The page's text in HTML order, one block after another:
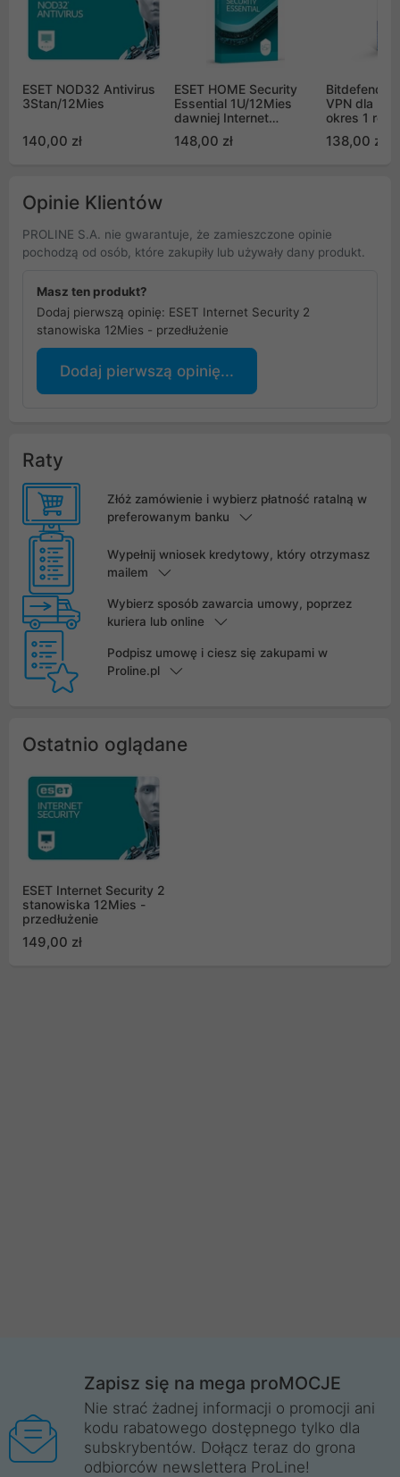
ESET NOD32 Antivirus
3Stan/12Mies
140,00 zł
ESET HOME Security
Essential 1U/12Mies
dawniej Internet
Security
148,00 zł
Bitdefender
VPN dla 5
okres 1 roku
138,00 zł
Opinie Klientów
PROLINE S.A. nie gwarantuje, że zamieszczone opinie
pochodzą od osób, które zakupiły lub używały dany produkt.
Masz ten produkt?
Dodaj pierwszą opinię: ESET Internet Security 2
stanowiska 12Mies - przedłużenie
Dodaj pierwszą opinię...
Raty
Złóż zamówienie i wybierz płatność ratalną w
preferowanym banku
Wypełnij wniosek kredytowy, który otrzymasz
mailem
Wybierz sposób zawarcia umowy, poprzez
kuriera lub online
Podpisz umowę i ciesz się zakupami w
Proline.pl
Ostatnio oglądane
ESET Internet Security 2
stanowiska 12Mies -
przedłużenie
149,00 zł
Zapisz się na mega proMOCJE
Nie strać żadnej informacji o promocji ani
kodu rabatowego dostępnego tylko dla
subskrybentów. Dołącz teraz do grona
odbiorców newslettera ProLine!